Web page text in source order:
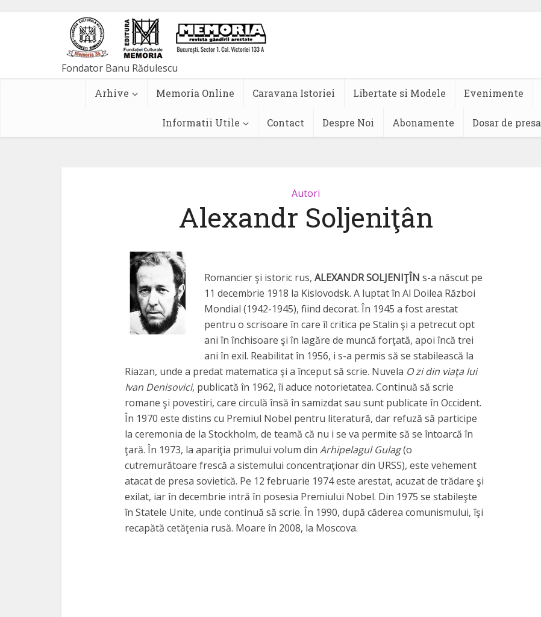
Arhive Memoria Online Caravana Istoriei Libertate si Modele Evenimente
Informatii Utile Contact Despre Noi Abonamente Dosar de presa
Autori
Alexandr Soljeniţân
Romancier şi istoric rus, ALEXANDR SOLJENIŢÎN s-a născut pe
11 decembrie 1918 la Kislovodsk. A luptat în Al Doilea Război
Mondial (1942-1945), fiind decorat. În 1945 a fost arestat
pentru o scrisoare în care îl critica pe Stalin şi a petrecut opt
ani în închisoare şi în lagăre de muncă forţată, apoi încă trei
ani în exil. Reabilitat în 1956, i s-a permis să se stabilească la
Riazan, unde a predat matematica şi a început să scrie. Nuvela O zi din viaţa lui
Ivan Denisovici, publicată în 1962, îi aduce notorietatea. Continuă să scrie
romane şi povestiri, care circulă însă în samizdat sau sunt publicate în Occident.
În 1970 este distins cu Premiul Nobel pentru literatură, dar refuză să participe
la ceremonia de la Stockholm, de teamă că nu i se va permite să se întoarcă în
ţară. În 1973, la apariţia primului volum din Arhipelagul Gulag(o
cutremurătoare frescă a sistemului concentraţionar din URSS), este vehement
atacat de presa sovietică. Pe 12 februarie 1974 este arestat, acuzat de trădare şi
exilat, iar în decembrie intră în posesia Premiului Nobel. Din 1975 se stabileşte
în Statele Unite, unde continuă să scrie. În 1990, după căderea comunismului, îşi
recapătă cetăţenia rusă. Moare în 2008, la Moscova.